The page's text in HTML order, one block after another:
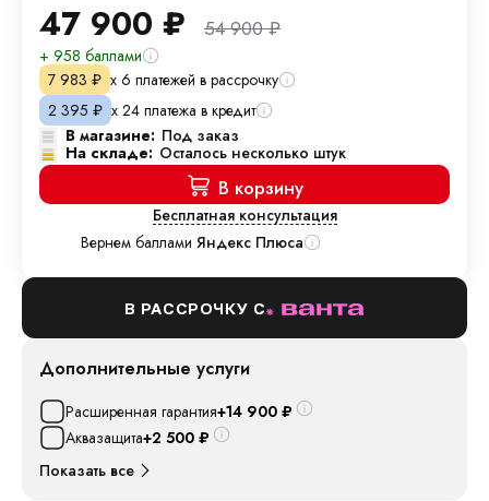
47 900 ₽ 54 900₽
+ 958 баллами
7 983 ₽ х 6 платежей в рассрочку
2 395 ₽ х 24 платежа в кредит
В магазине: Под заказ
На складе: Осталось несколько штук
В корзину
Бесплатная консультация
Вернем баллами Яндекс Плюса
В РАССРОЧКУ С
Дополнительные услуги
Расширенная гарантия+14 900 ₽
Аквазащита+2 500 ₽
Показать все